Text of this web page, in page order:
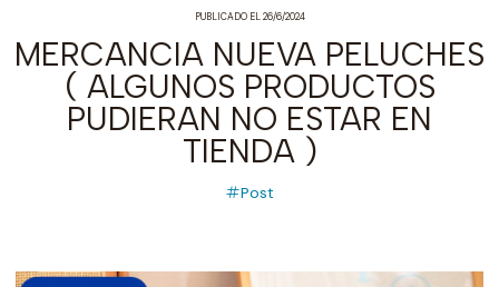
PUBLICADO EL 26/6/2024
MERCANCIA NUEVA PELUCHES
( ALGUNOS PRODUCTOS
PUDIERAN NO ESTAR EN
TIENDA )
Post